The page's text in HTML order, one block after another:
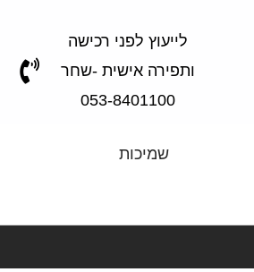
לייעוץ לפני רכישה
ותפירה אישית -שחר
053-8401100
שמיכות